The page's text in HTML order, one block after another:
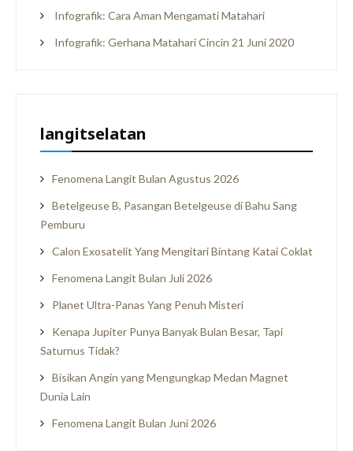
Infografik: Cara Aman Mengamati Matahari
Infografik: Gerhana Matahari Cincin 21 Juni 2020
langitselatan
Fenomena Langit Bulan Agustus 2026
Betelgeuse B, Pasangan Betelgeuse di Bahu Sang
Pemburu
Calon Exosatelit Yang Mengitari Bintang Katai Coklat
Fenomena Langit Bulan Juli 2026
Planet Ultra-Panas Yang Penuh Misteri
Kenapa Jupiter Punya Banyak Bulan Besar, Tapi
Saturnus Tidak?
Bisikan Angin yang Mengungkap Medan Magnet
Dunia Lain
Fenomena Langit Bulan Juni 2026